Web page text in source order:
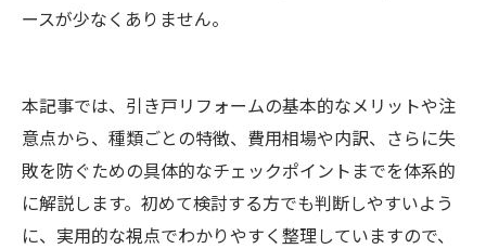
ースが少なくありません。
本記事では、引き戸リフォームの基本的なメリットや注
意点から、種類ごとの特徴、費用相場や内訳、さらに失
敗を防ぐための具体的なチェックポイントまでを体系的
に解説します。初めて検討する方でも判断しやすいよう
に、実用的な視点でわかりやすく整理していますので、